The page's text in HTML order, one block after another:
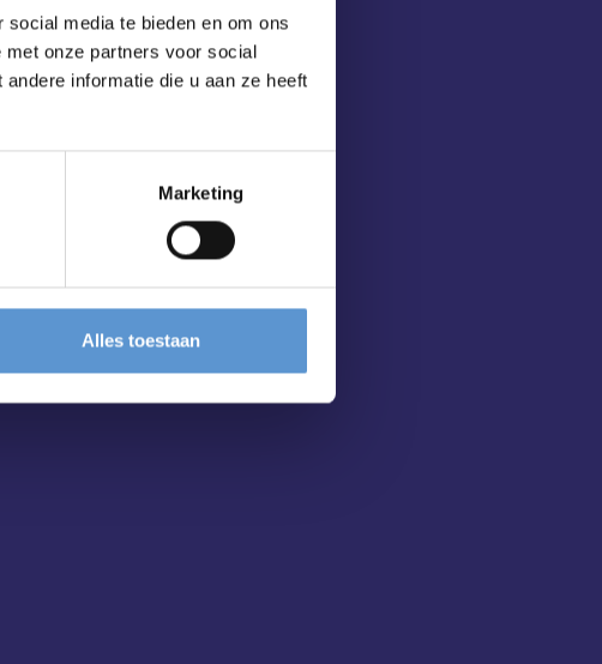
media te bieden en om ons
onze partners voor social
informatie die u aan ze heeft
Marketing
Alles toestaan